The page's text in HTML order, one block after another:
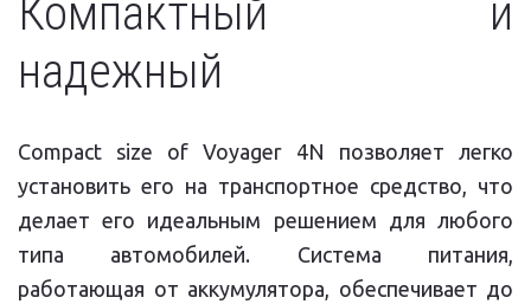
Компактный и
надежный
Compact size of Voyager 4N позволяет легко
установить его на транспортное средство, что
делает его идеальным решением для любого
типа автомобилей. Система питания,
работающая от аккумулятора, обеспечивает до